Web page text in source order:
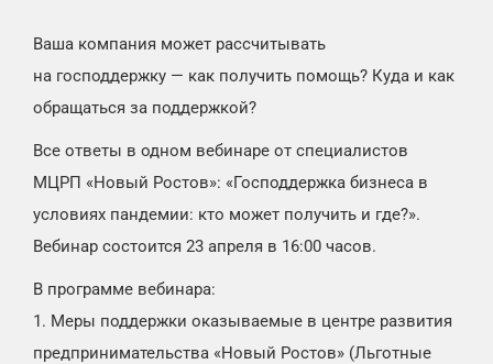
Ваша компания может рассчитывать
на господдержку — как получить помощь? Куда и как
обращаться за поддержкой?
Все ответы в одном вебинаре от специалистов
МЦРП «Новый Ростов»: «Господдержка бизнеса в
условиях пандемии: кто может получить и где?».
Вебинар состоится 23 апреля в 16:00 часов.
В программе вебинара:
1. Меры поддержки оказываемые в центре развития
предпринимательства «Новый Ростов» (Льготные